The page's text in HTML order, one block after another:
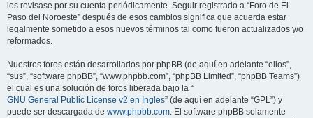
los revisase por su cuenta periódicamente. Seguir registrado a “Foro de El
Paso del Noroeste” después de esos cambios significa que acuerda estar
legalmente sometido a esos nuevos términos tal como fueron actualizados y/o
reformados.
Nuestros foros están desarrollados por phpBB (de aquí en adelante “ellos”,
“sus”, “software phpBB”, “www.phpbb.com”, “phpBB Limited”, “phpBB Teams”)
el cual es una solución de foros liberada bajo la “
GNU General Public License v2 en Ingles” (de aquí en adelante “GPL”) y
puede ser descargada de www.phpbb.com. El software phpBB solamente